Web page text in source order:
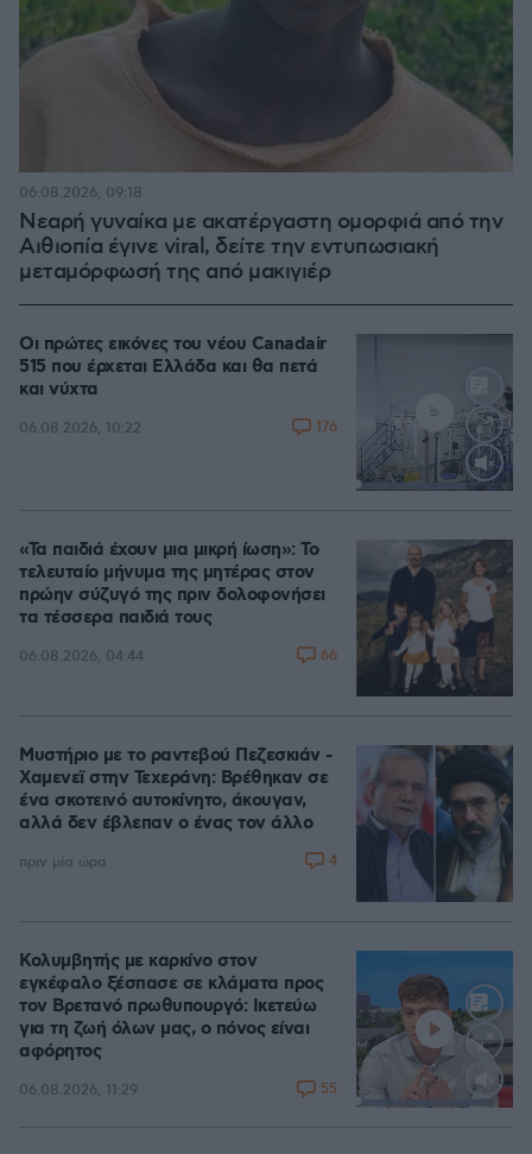
Νεαρή γυναίκα με ακατέργαστη ομορφιά από την
Αιθιοπία έγινε viral, δείτε την εντυπωσιακή
μεταμόρφωσή της από μακιγιέρ
06.08.2026, 09:18
Loaded:
Οι πρώτες εικόνες του νέου Canadair
515 που έρχεται Ελλάδα και θα πετά
και νύχτα
06.08.2026, 10:22 176
«Τα παιδιά έχουν μια μικρή ίωση»: Το
τελευταίο μήνυμα της μητέρας στον
πρώην σύζυγό της πριν δολοφονήσει
τα τέσσερα παιδιά τους
06.08.2026, 04:44 66
Μυστήριο με το ραντεβού Πεζεσκιάν -
Χαμενεϊ στην Τεχεράνη: Βρέθηκαν σε
ένα σκοτεινό αυτοκίνητο, άκουγαν,
αλλά δεν έβλεπαν ο ένας τον άλλο
πριν μία ώρα 4
Loaded
Κολυμβητής με καρκίνο στον
εγκέφαλο ξέσπασε σε κλάματα προς
τον Βρετανό πρωθυπουργό: Ικετεύω
για τη ζωή όλων μας, ο πόνος είναι
αφόρητος
06.08.2026, 11:29 55